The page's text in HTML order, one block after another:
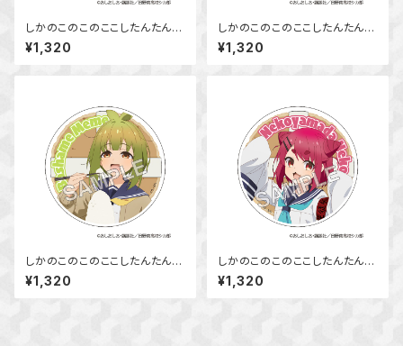
しかのこのこのここしたんたん
アクリルコースター 虎視 虎子
¥1,320
しかのこのこのここしたんたん
アクリルコースター 虎視 餡子
¥1,320
しかのこのこのここしたんたん
アクリルコースター 馬車芽 め
め
¥1,320
しかのこのこのここしたんたん
アクリルコースター 猫山田 根
子
¥1,320